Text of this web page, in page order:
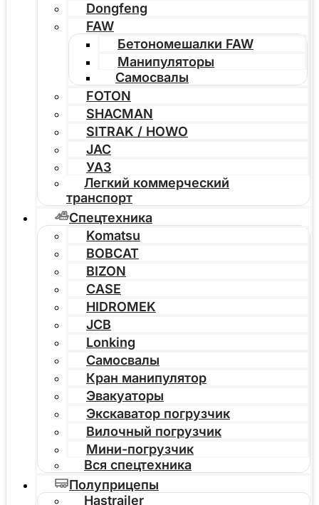
Dongfeng
FAW
Бетономешалки FAW
Манипуляторы
Самосвалы
FOTON
SHACMAN
SITRAK / HOWO
JAC
УАЗ
Легкий коммерческий
транспорт
Спецтехника
Komatsu
BOBCAT
BIZON
CASE
HIDROMEK
JCB
Lonking
Самосвалы
Кран манипулятор
Эвакуаторы
Экскаватор погрузчик
Вилочный погрузчик
Мини-погрузчик
Вся спецтехника
Полуприцепы
Hastrailer